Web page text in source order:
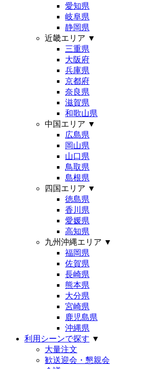
愛知県
岐阜県
静岡県
近畿エリア ▼
三重県
大阪府
兵庫県
京都府
奈良県
滋賀県
和歌山県
中国エリア ▼
広島県
岡山県
山口県
鳥取県
島根県
四国エリア ▼
徳島県
香川県
愛媛県
高知県
九州沖縄エリア ▼
福岡県
佐賀県
長崎県
熊本県
大分県
宮崎県
鹿児島県
沖縄県
利用シーンで探す ▼
大量注文
歓送迎会・懇親会